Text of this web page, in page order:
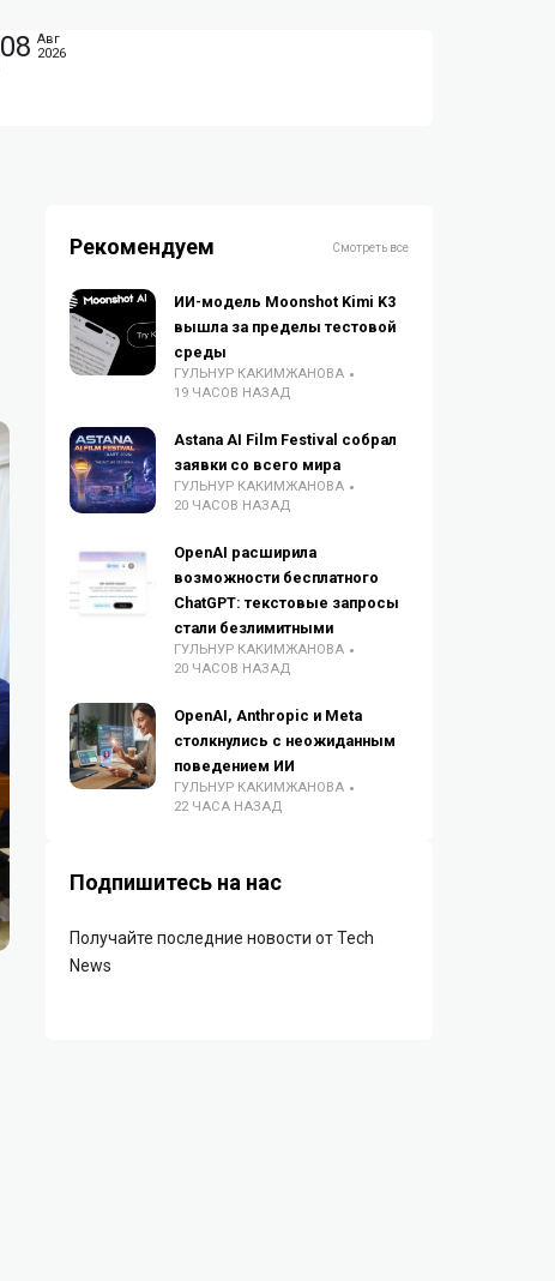
08 Авг
2026
Рекомендуем Смотреть все
ИИ-модель Moonshot Kimi K3
вышла за пределы тестовой
среды
ГУЛЬНУР КАКИМЖАНОВА
19 ЧАСОВ НАЗАД
Astana AI Film Festival собрал
заявки со всего мира
ГУЛЬНУР КАКИМЖАНОВА
20 ЧАСОВ НАЗАД
OpenAI расширила
возможности бесплатного
ChatGPT: текстовые запросы
стали безлимитными
ГУЛЬНУР КАКИМЖАНОВА
20 ЧАСОВ НАЗАД
OpenAI, Anthropic и Meta
столкнулись с неожиданным
поведением ИИ
ГУЛЬНУР КАКИМЖАНОВА
22 ЧАСА НАЗАД
Подпишитесь на нас
Получайте последние новости от Tech
News